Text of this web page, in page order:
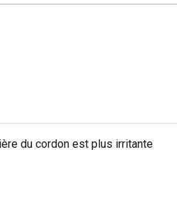
du cordon est plus irritante